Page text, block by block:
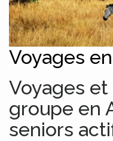
Voyages
Voyages
groupe en
seniors